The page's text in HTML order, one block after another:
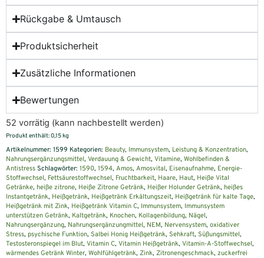
Rückgabe & Umtausch
Produktsicherheit
Zusätzliche Informationen
Bewertungen
52 vorrätig (kann nachbestellt werden)
Produkt enthält: 0,15kg
Artikelnummer: 1599 Kategorien: Beauty, Immunsystem, Leistung & Konzentration,
Nahrungsergänzungsmittel, Verdauung & Gewicht, Vitamine, Wohlbefinden &
Antistress Schlagwörter: 1590, 1594, Amos, Amosvital, Eisenaufnahme, Energie-
Stoffwechsel, Fettsäurestoffwechsel, Fruchtbarkeit, Haare, Haut, Heiße Vital
Getränke, heiße zitrone, Heiße Zitrone Getränk, Heißer Holunder Getränk, heißes
Instantgetränk, Heißgetränk, Heißgetränk Erkältungszeit, Heißgetränk für kalte Tage,
Heißgetränk mit Zink, Heißgetränk Vitamin C, Immunsystem, Immunsystem
unterstützen Getränk, Kaltgetränk, Knochen, Kollagenbildung, Nägel,
Nahrungsergänzung, Nahrungsergänzungmittel, NEM, Nervensystem, oxidativer
Stress, psychische Funktion, Salbei Honig Heißgetränk, Sehkraft, Süßungsmittel,
Testosteronspiegel im Blut, Vitamin C, Vitamin Heißgetränk, Vitamin-A-Stoffwechsel,
wärmendes Getränk Winter, Wohlfühlgetränk, Zink, Zitronengeschmack, zuckerfrei